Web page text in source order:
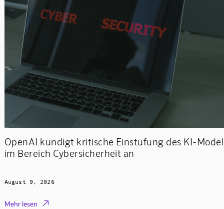
OpenAI kündigt kritische Einstufung des KI-
im Bereich Cybersicherheit an
August 9, 2026
Mehr lesen 